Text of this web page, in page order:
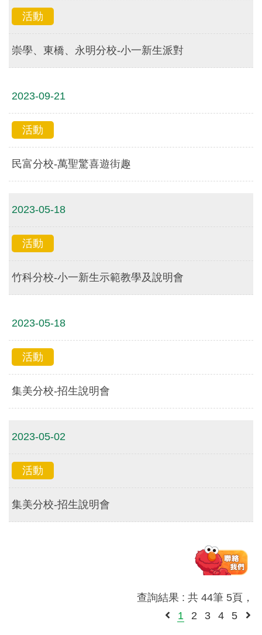
活動
崇學、東橋、永明分校-小一新生派對
2023-09-21
活動
民富分校-萬聖驚喜遊街趣
2023-05-18
活動
竹科分校-小一新生示範教學及說明會
2023-05-18
活動
集美分校-招生說明會
2023-05-02
活動
集美分校-招生說明會
查詢結果 : 共 44筆 5頁，
1
2 3 4 5